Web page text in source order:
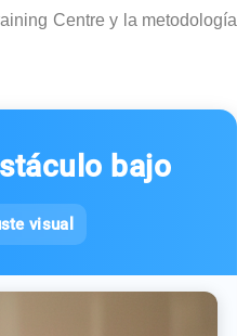
Centre y la metodología
bajo
visual